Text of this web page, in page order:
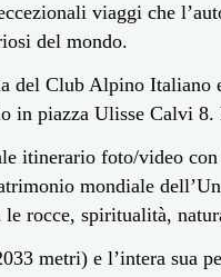
viaggi che
del mondo.
del Club Alpino Italiano
in piazza Ulisse Calvi 8.
itinerario foto/video
mondiale
rocce, spiritualità,
metri) e l’intera sua